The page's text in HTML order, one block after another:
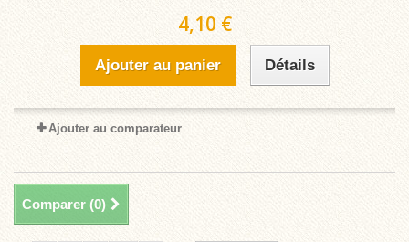
4,10 €
Ajouter au panier Détails
Ajouter au comparateur
Comparer (0)